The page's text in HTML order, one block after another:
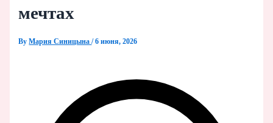
мечтах
ByМария Синицына/6 июня, 2026